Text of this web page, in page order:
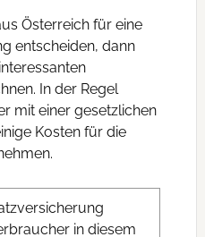
Österreich für eine
entscheiden, dann
In der Regel
mit einer gesetzlichen
Kosten für die
in diesem